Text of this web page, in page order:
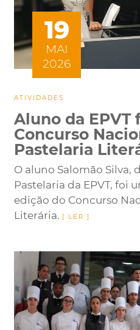
19
MAI
2026
ATIVIDADES
Aluno da EPVT
Concurso
Pastelaria
O aluno Salomão Silva,
Pastelaria da EPVT, foi
edição do Concurso
Literária.